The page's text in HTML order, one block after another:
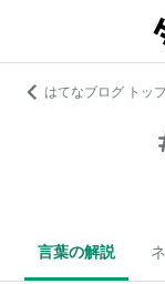
はてなブログ トッ
言葉の解説